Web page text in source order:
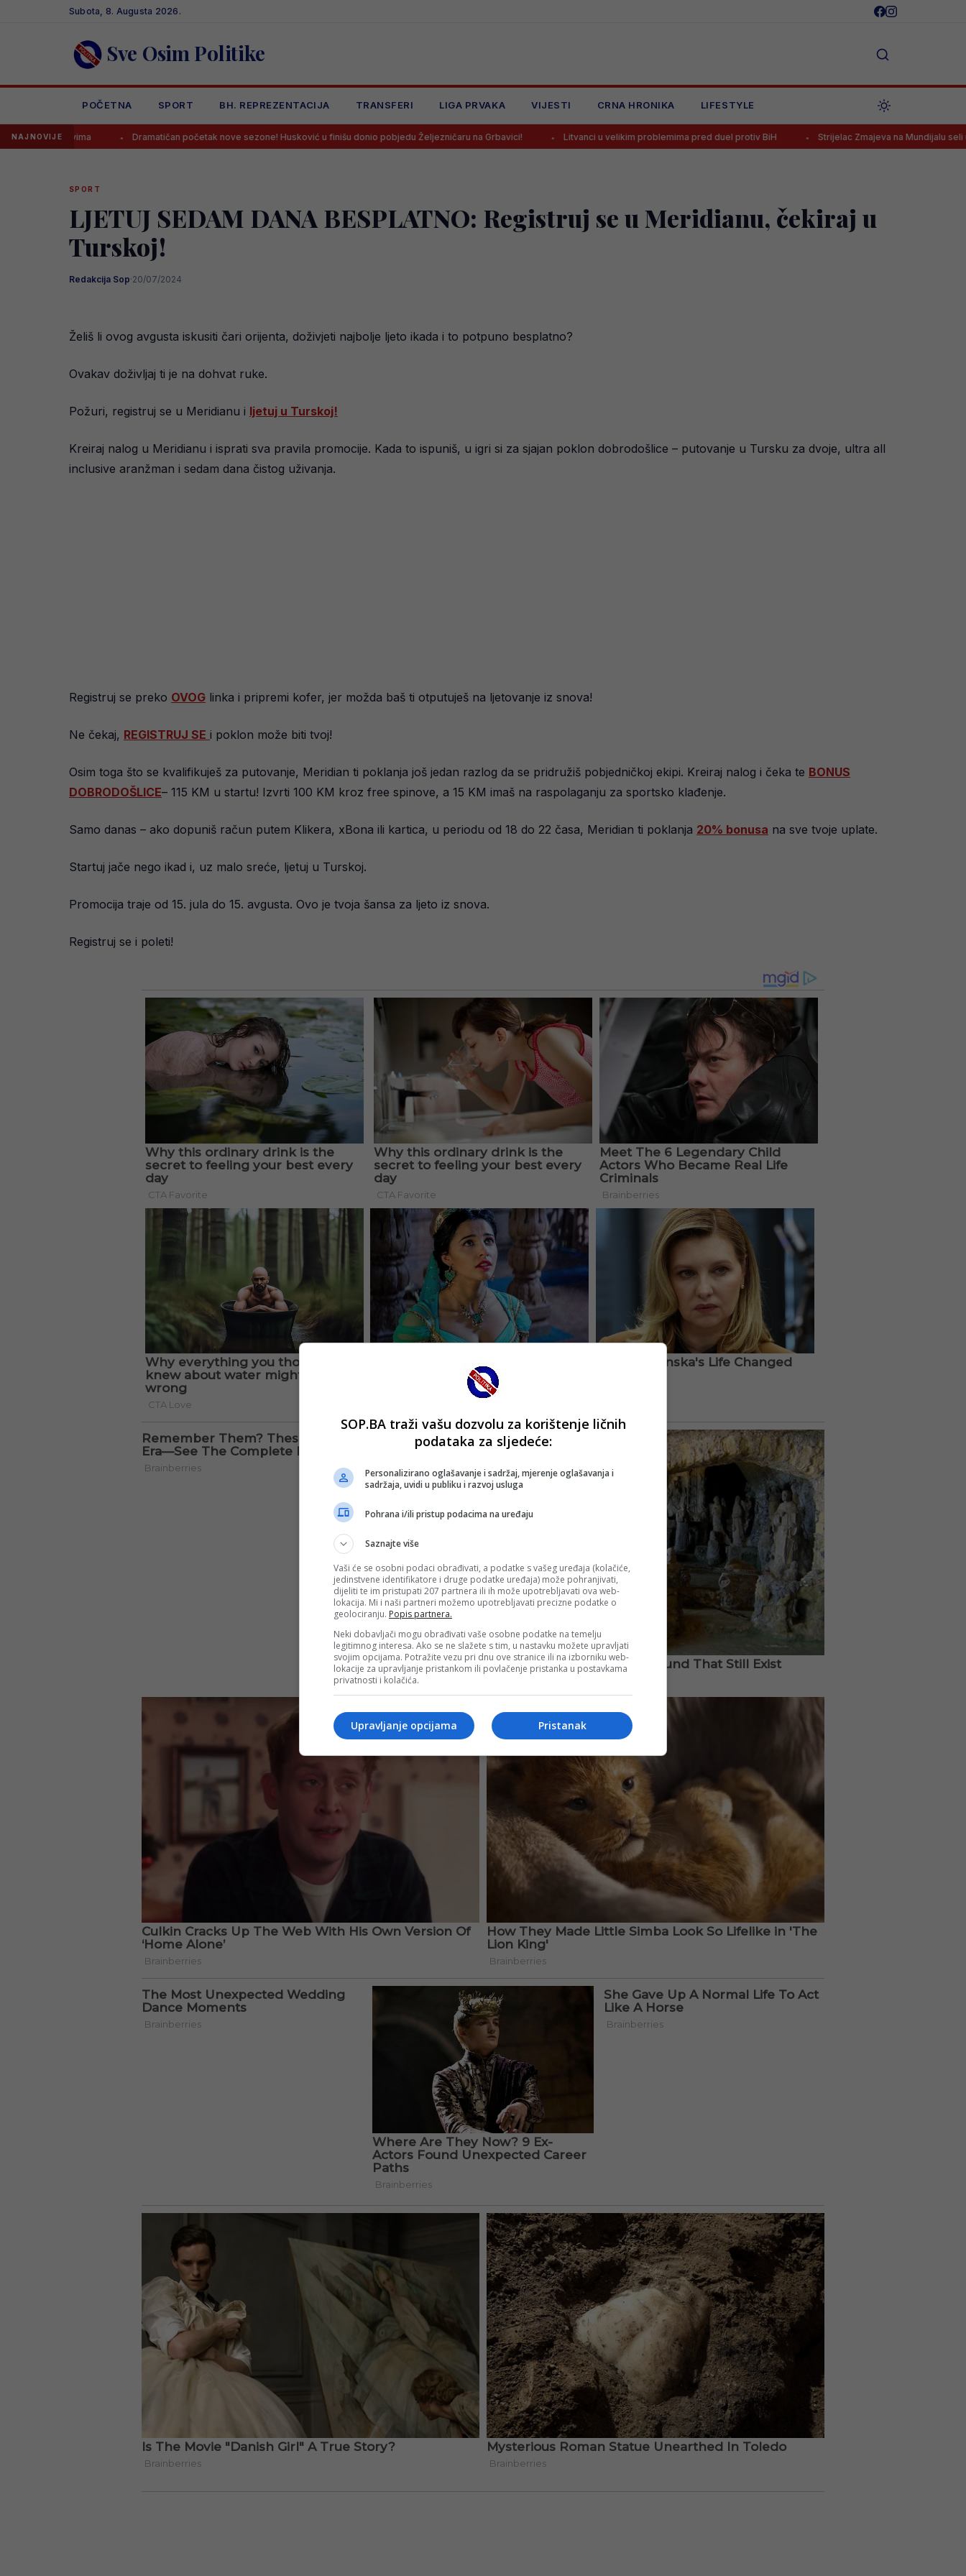
Subota, 8. Augusta 2026.
Sve Osim Politike
POČETNA SPORT BH. REPREZENTACIJA TRANSFERI LIGA PRVAKA VIJESTI CRNA HRONIKA LIFESTYLE
NAJNOVIJE
svima Dramatičan početak nove sezone! Husković u finišu donio pobjedu Željezničaru na Grbavici! Litvanci u velikim problemima pred duel protiv BiH Strijelac Zmajeva na Mundijalu seli u Afriku?
SPORT
LJETUJ SEDAM DANA BESPLATNO: Registruj se u Meridianu, čekiraj u
Turskoj!
Redakcija Sop·20/07/2024
Želiš li ovog avgusta iskusiti čari orijenta, doživjeti najbolje ljeto ikada i to potpuno besplatno?
Ovakav doživljaj ti je na dohvat ruke.
Požuri, registruj se u Meridianu i ljetuj u Turskoj!
Kreiraj nalog u Meridianu i isprati sva pravila promocije. Kada to ispuniš, u igri si za sjajan poklon dobrodošlice – putovanje u Tursku za dvoje, ultra all
inclusive aranžman i sedam dana čistog uživanja.
Registruj se preko OVOG linka i pripremi kofer, jer možda baš ti otputuješ na ljetovanje iz snova!
Ne čekaj, REGISTRUJ SE i poklon može biti tvoj!
Osim toga što se kvalifikuješ za putovanje, Meridian ti poklanja još jedan razlog da se pridružiš pobjedničkoj ekipi. Kreiraj nalog i čeka te BONUS
DOBRODOŠLICE– 115 KM u startu! Izvrti 100 KM kroz free spinove, a 15 KM imaš na raspolaganju za sportsko klađenje.
Samo danas – ako dopuniš račun putem Klikera, xBona ili kartica, u periodu od 18 do 22 časa, Meridian ti poklanja 20% bonusa na sve tvoje uplate.
Startuj jače nego ikad i, uz malo sreće, ljetuj u Turskoj.
Promocija traje od 15. jula do 15. avgusta. Ovo je tvoja šansa za ljeto iz snova.
Registruj se i poleti!
SOP.BA traži vašu dozvolu za korištenje ličnih
podataka za sljedeće:
Personalizirano oglašavanje i sadržaj, mjerenje oglašavanja i
sadržaja, uvidi u publiku i razvoj usluga
Pohrana i/ili pristup podacima na uređaju
Saznajte više
Vaši će se osobni podaci obrađivati, a podatke s vašeg uređaja (kolačiće,
jedinstvene identifikatore i druge podatke uređaja) može pohranjivati,
dijeliti te im pristupati 207 partnera ili ih može upotrebljavati ova web-
lokacija. Mi i naši partneri možemo upotrebljavati precizne podatke o
geolociranju. Popis partnera.
Neki dobavljači mogu obrađivati vaše osobne podatke na temelju
legitimnog interesa. Ako se ne slažete s tim, u nastavku možete upravljati
svojim opcijama. Potražite vezu pri dnu ove stranice ili na izborniku web-
lokacije za upravljanje pristankom ili povlačenje pristanka u postavkama
privatnosti i kolačića.
Pristanak
Upravljanje opcijama